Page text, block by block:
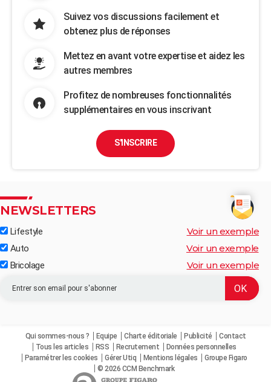
Suivez vos discussions facilement et
obtenez plus de réponses
Mettez en avant votre expertise et aidez les
autres membres
Profitez de nombreuses fonctionnalités
supplémentaires en vous inscrivant
S'INSCRIRE
NEWSLETTERS
Lifestyle Voir un exemple
Auto Voir un exemple
Bricolage Voir un exemple
Qui sommes-nous ? Equipe Charte éditoriale Publicité
Contact
Tous les articles
RSS Recrutement
Données personnelles
Paramétrer les cookies
Gérer Utiq Mentions légales
Groupe Figaro
© 2026 CCM Benchmark